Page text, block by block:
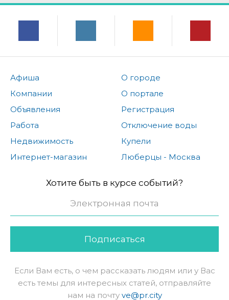
Афиша
Компании
Объявления
Работа
Недвижимость
Интернет-магазин
О городе
О портале
Регистрация
Отключение воды
Купели
Люберцы - Москва
Хотите быть в курсе событий?
Подписаться
Если Вам есть, о чем рассказать людям или у Вас
есть темы для интересных статей, отправляйте
нам на почту ve@pr.city